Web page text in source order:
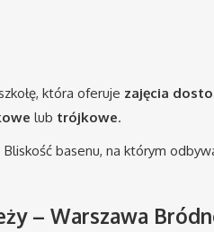
która oferuje zajęcia
lub trójkowe.
basenu, na którym
– Warszawa